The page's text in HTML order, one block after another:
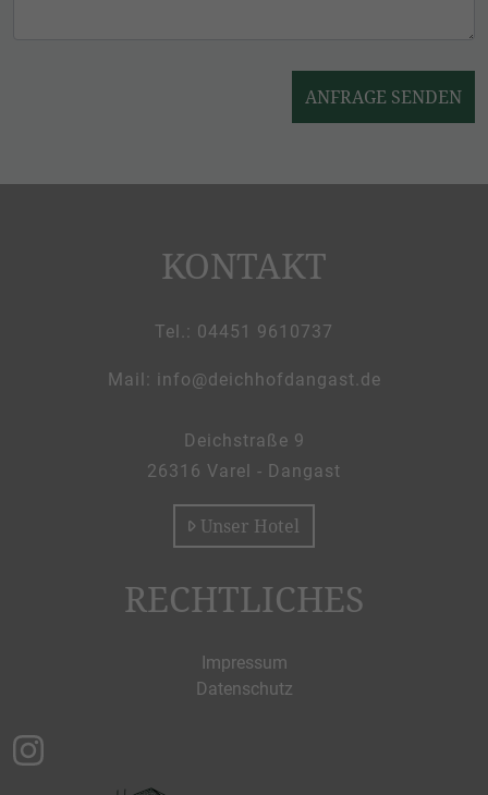
ANFRAGE SENDEN
KONTAKT
Tel.: 04451 9610737
Mail: info _at_
deichhofdangast.de
Deichstraße 9
26316 Varel - Dangast
Unser Hotel
RECHTLICHES
Impressum
Datenschutz